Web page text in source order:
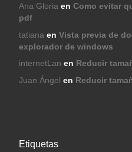
Ana Gloriaen Como evitar
pdf
tatiana en Vista previa de
explorador de windows
internetLan en Reducir
Juan Ángel en Reducir
Etiquetas